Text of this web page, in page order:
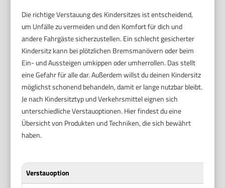
Die richtige Verstauung des Kindersitzes ist entscheidend,
um Unfälle zu vermeiden und den Komfort für dich und
andere Fahrgäste sicherzustellen. Ein schlecht gesicherter
Kindersitz kann bei plötzlichen Bremsmanövern oder beim
Ein- und Aussteigen umkippen oder umherrollen. Das stellt
eine Gefahr für alle dar. Außerdem willst du deinen Kindersitz
möglichst schonend behandeln, damit er lange nutzbar bleibt.
Je nach Kindersitztyp und Verkehrsmittel eignen sich
unterschiedliche Verstauoptionen. Hier findest du eine
Übersicht von Produkten und Techniken, die sich bewährt
haben.
Verstauoption